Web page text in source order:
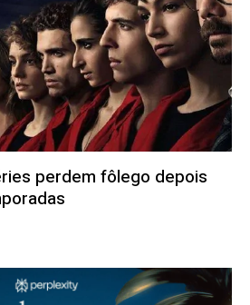
perdem fôlego depois